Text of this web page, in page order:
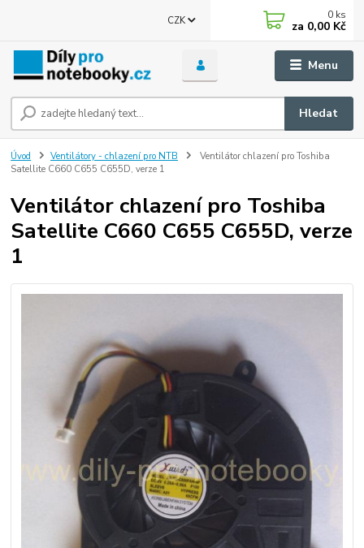
Menu
CZK
Hledat
0 ks
za 0,00 Kč
Úvod Ventilátory - chlazení pro NTB
Ventilátor chlazení pro Toshiba
Satellite C660 C655 C655D, verze 1
Ventilátor chlazení pro Toshiba
Satellite C660 C655 C655D, verze
1